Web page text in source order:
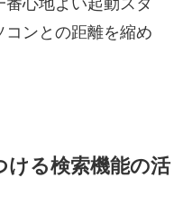
コンとの距離を縮め
ける検索機能の活